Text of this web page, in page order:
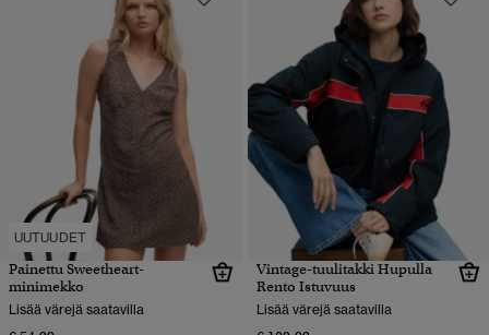
UUTUUDET
Painettu Sweetheart-
minimekko
Lisää värejä saatavilla
Vintage-tuulitakki Hupulla
Rento Istuvuus
Lisää värejä saatavilla